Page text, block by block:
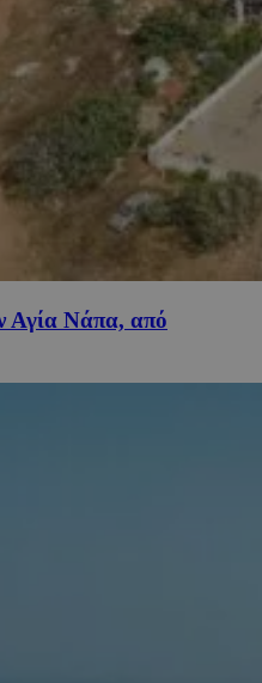
Αγία Νάπα, από